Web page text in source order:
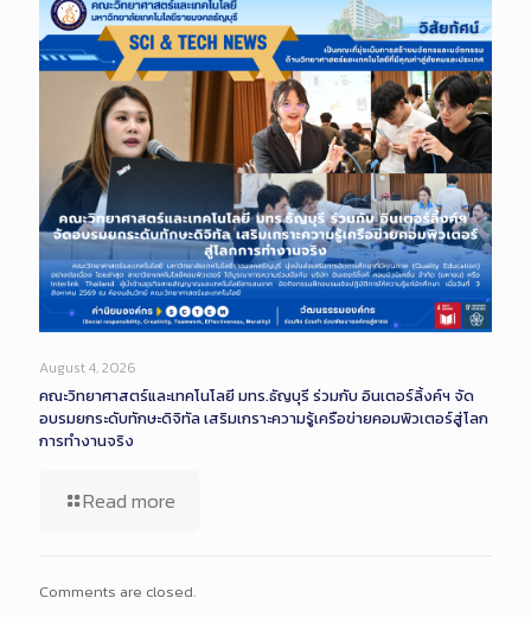
August 4, 2026
คณะวิทยาศาสตร์และเทคโนโลยี มทร.ธัญบุรี ร่วมกับ อินเตอร์ลิ้งค์ฯ จัด
อบรมยกระดับทักษะดิจิทัล เสริมเกราะความรู้เครือข่ายคอมพิวเตอร์สู่โลก
การทำงานจริง
Read more
Comments are closed.